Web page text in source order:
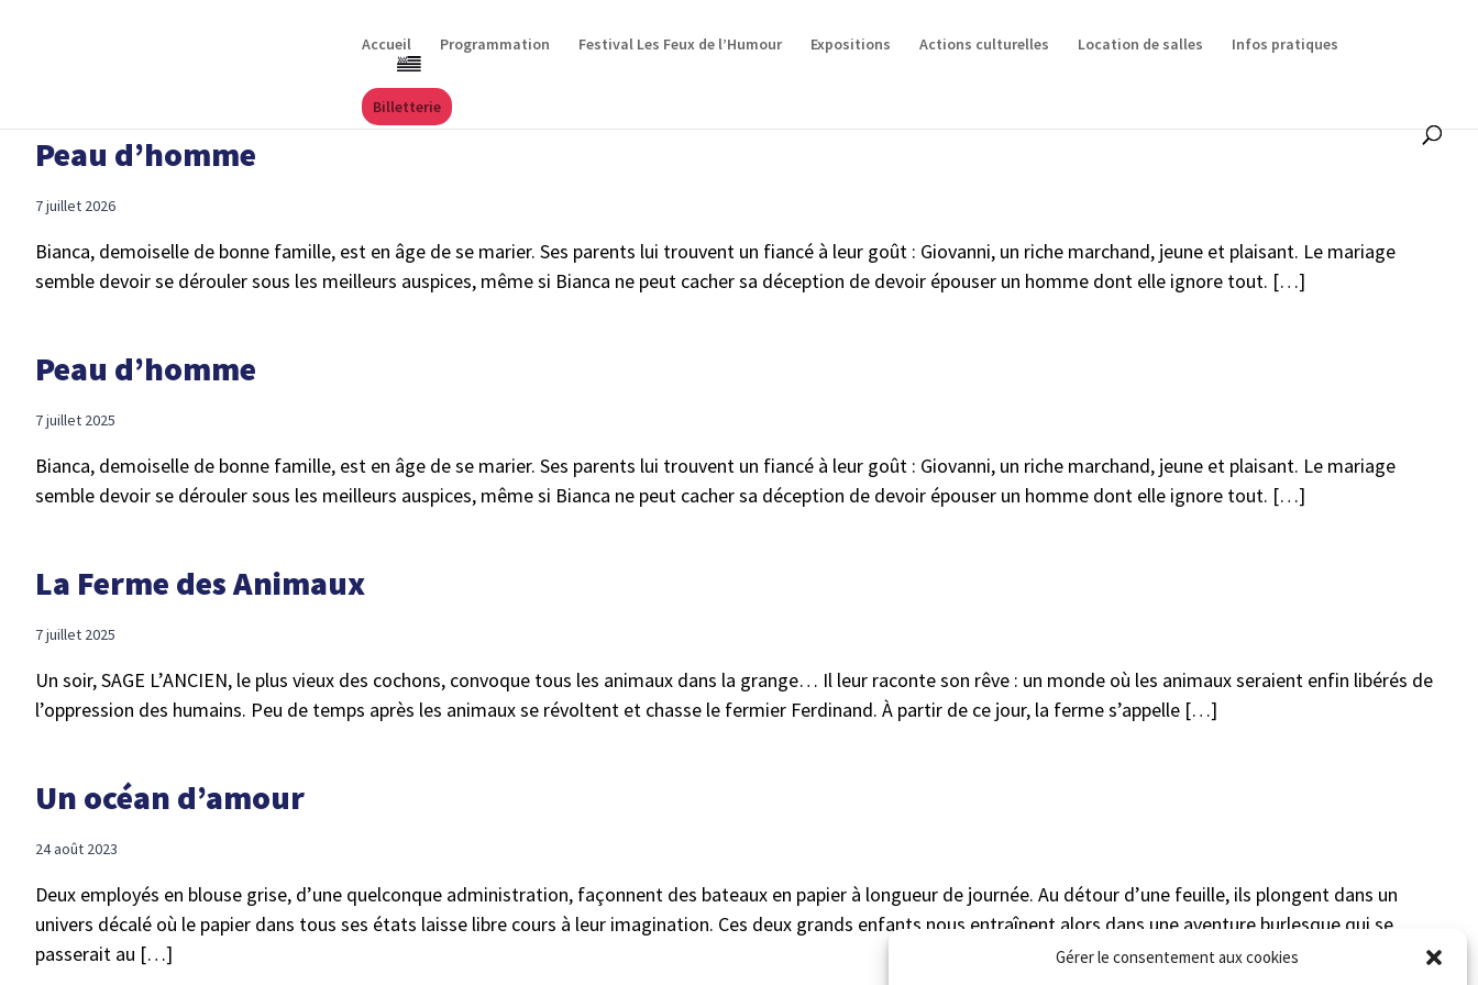
Gérer le consentement aux cookies
Accueil Programmation Festival Les Feux de l’Humour Expositions Actions culturelles Location de salles Infos pratiques
Billetterie
Peau d’homme
7 juillet 2026
Bianca, demoiselle de bonne famille, est en âge de se marier. Ses parents lui trouvent un fiancé à leur goût : Giovanni, un riche marchand, jeune et plaisant. Le mariage
semble devoir se dérouler sous les meilleurs auspices, même si Bianca ne peut cacher sa déception de devoir épouser un homme dont elle ignore tout. […]
Peau d’homme
7 juillet 2025
Bianca, demoiselle de bonne famille, est en âge de se marier. Ses parents lui trouvent un fiancé à leur goût : Giovanni, un riche marchand, jeune et plaisant. Le mariage
semble devoir se dérouler sous les meilleurs auspices, même si Bianca ne peut cacher sa déception de devoir épouser un homme dont elle ignore tout. […]
La Ferme des Animaux
7 juillet 2025
Un soir, SAGE L’ANCIEN, le plus vieux des cochons, convoque tous les animaux dans la grange… Il leur raconte son rêve : un monde où les animaux seraient enfin libérés de
l’oppression des humains. Peu de temps après les animaux se révoltent et chasse le fermier Ferdinand. À partir de ce jour, la ferme s’appelle […]
Un océan d’amour
24 août 2023
Deux employés en blouse grise, d’une quelconque administration, façonnent des bateaux en papier à longueur de journée. Au détour d’une feuille, ils plongent dans un
univers décalé où le papier dans tous ses états laisse libre cours à leur imagination. Ces deux grands enfants nous entraînent alors dans une aventure burlesque qui se
passerait au […]